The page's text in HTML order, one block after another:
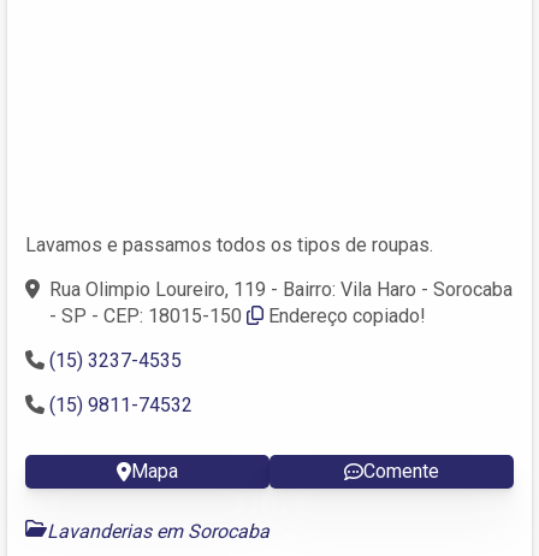
Lavamos e passamos todos os tipos de roupas.
Rua Olimpio Loureiro, 119 - Bairro: Vila Haro - Sorocaba
- SP - CEP: 18015-150
Endereço copiado!
(15) 3237-4535
(15) 9811-74532
Mapa Comente
Lavanderias em Sorocaba